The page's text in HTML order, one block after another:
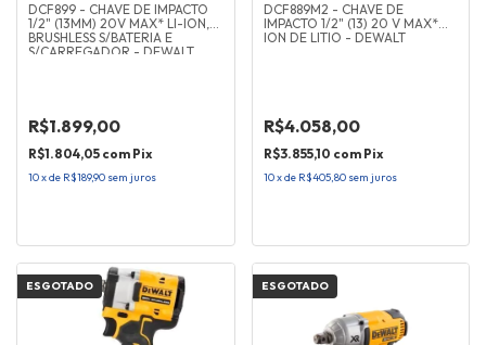
DCF899 - CHAVE DE IMPACTO
1/2" (13MM) 20V MAX* LI-ION,
BRUSHLESS S/BATERIA E
S/CARREGADOR - DEWALT
R$1.899,00
R$1.804,05 com Pix
10xde R$189,90 sem juros
DCF889M2 - CHAVE DE
IMPACTO 1/2" (13) 20 V MAX*
ION DE LITIO - DEWALT
R$4.058,00
R$3.855,10 com Pix
10xde R$405,80 sem juros
ESGOTADO ESGOTADO